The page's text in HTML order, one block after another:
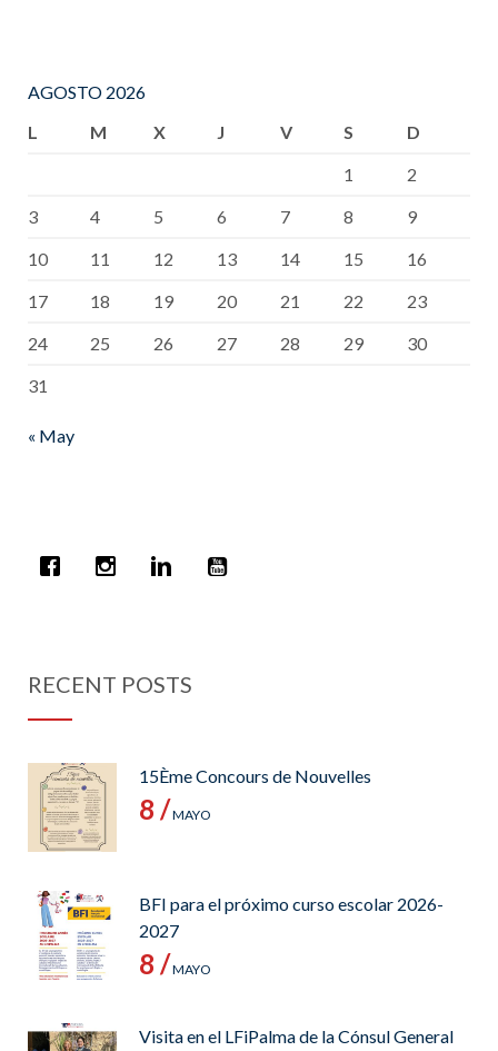
AGOSTO 2026
L
M X J V S
D
1
2
3
4 5 6 7 8
9
10
11 12 13 14 15
16
17
18 19 20 21 22
23
24
25 26 27 28 29
30
31
« May
RECENT POSTS
15Ème Concours de Nouvelles
8 /MAYO
BFI para el próximo curso escolar 2026-
2027
8 /MAYO
Visita en el LFiPalma de la Cónsul General